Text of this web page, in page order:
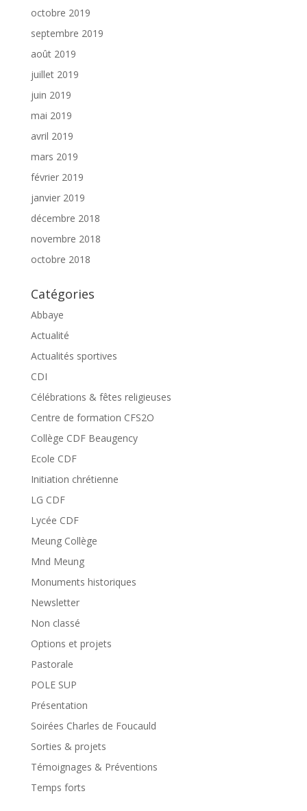
octobre 2019
septembre 2019
août 2019
juillet 2019
juin 2019
mai 2019
avril 2019
mars 2019
février 2019
janvier 2019
décembre 2018
novembre 2018
octobre 2018
Catégories
Abbaye
Actualité
Actualités sportives
CDI
Célébrations & fêtes religieuses
Centre de formation CFS2O
Collège CDF Beaugency
Ecole CDF
Initiation chrétienne
LG CDF
Lycée CDF
Meung Collège
Mnd Meung
Monuments historiques
Newsletter
Non classé
Options et projets
Pastorale
POLE SUP
Présentation
Soirées Charles de Foucauld
Sorties & projets
Témoignages & Préventions
Temps forts